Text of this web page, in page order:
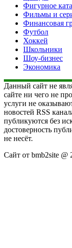
Фигурное
Фильмы и
Финансовая
Футбол
Хоккей
Школьники
Шоу-бизнес
Экономика
Данный сайт не
сайте ни чего не
услуги не
новостей RSS
публикуются без
достоверность
не несёт.
Сайт от bmb2site @